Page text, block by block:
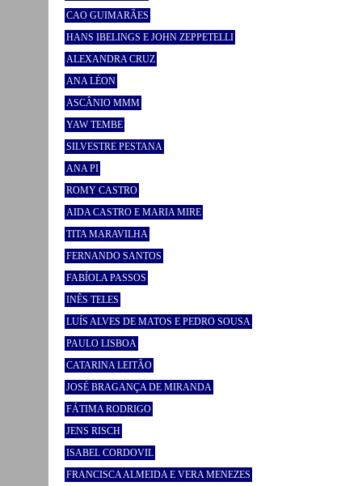
CAO GUIMARÃES
HANS IBELINGS E JOHN ZEPPETELLI
ALEXANDRA CRUZ
ANA LÉON
ASCÂNIO MMM
YAW TEMBE
SILVESTRE PESTANA
ANA PI
ROMY CASTRO
AIDA CASTRO E MARIA MIRE
TITA MARAVILHA
FERNANDO SANTOS
FABÍOLA PASSOS
INÊS TELES
LUÍS ALVES DE MATOS E PEDRO SOUSA
PAULO LISBOA
CATARINA LEITÃO
JOSÉ BRAGANÇA DE MIRANDA
FÁTIMA RODRIGO
JENS RISCH
ISABEL CORDOVIL
FRANCISCA ALMEIDA E VERA MENEZES